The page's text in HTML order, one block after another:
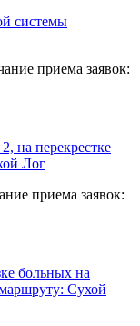
системы
приема заявок:
на перекрестке
Лог
приема заявок:
больных на
Сухой